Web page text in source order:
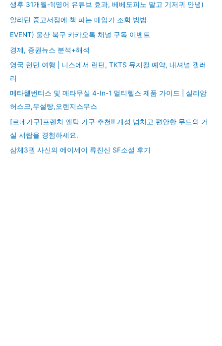
생후 31개월-1(영어 유튜브 효과, 베베도피노 말고 기저귀 안녕)
알라딘 중고서점에 책 파는 매입가 조회 방법
EVENT) 울산 북구 카카오톡 채널 구독 이벤트
경제, 증권뉴스 분석+해석
영국 런던 여행 | 니스에서 런던, TKTS 뮤지컬 예약, 내셔널 갤러
리
메타웰번티스 및 메타무실 4-In-1 멀티헬스 제품 가이드 | 실리암
허스크,무설탕,오렌지스무스
[르네가구]프렌치 엔틱 가구 추천!! 개성 넘치고 편안한 무드의 거
실 서랍을 경험하세요.
삼체3권 사신의 에이세이 류진신 SF소설 후기